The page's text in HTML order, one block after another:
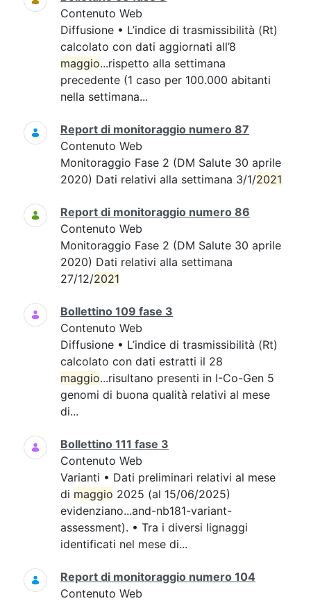
Contenuto Web
Diffusione • L’indice di trasmissibilità (Rt)
calcolato con dati aggiornati all’8
maggio...rispetto alla settimana
precedente (1 caso per 100.000 abitanti
nella settimana...
Report di monitoraggio numero 87
Contenuto Web
Monitoraggio Fase 2 (DM Salute 30 aprile
2020) Dati relativi alla settimana 3/1/2021
Report di monitoraggio numero 86
Contenuto Web
Monitoraggio Fase 2 (DM Salute 30 aprile
2020) Dati relativi alla settimana
27/12/2021
Bollettino 109 fase 3
Contenuto Web
Diffusione • L’indice di trasmissibilità (Rt)
calcolato con dati estratti il 28
maggio...risultano presenti in I-Co-Gen 5
genomi di buona qualità relativi al mese
di...
Bollettino 111 fase 3
Contenuto Web
Varianti • Dati preliminari relativi al mese
di maggio 2025 (al 15/06/2025)
evidenziano...and-nb181-variant-
assessment). • Tra i diversi lignaggi
identificati nel mese di...
Report di monitoraggio numero 104
Contenuto Web